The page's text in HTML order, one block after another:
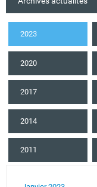
2023
2020
2017
2014
2011